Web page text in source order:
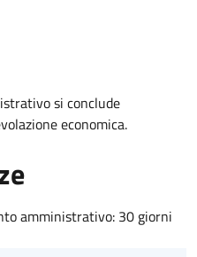
si conclude
economica.
amministrativo: 30 giorni